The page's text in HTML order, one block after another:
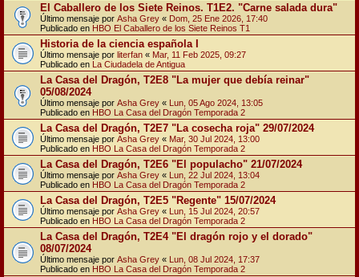
El Caballero de los Siete Reinos. T1E2. "Carne salada dura"
Último mensaje por Asha Grey « Dom, 25 Ene 2026, 17:40
Publicado en HBO El Caballero de los Siete Reinos T1
Historia de la ciencia española I
Último mensaje por literfan « Mar, 11 Feb 2025, 09:27
Publicado en La Ciudadela de Antigua
La Casa del Dragón, T2E8 "La mujer que debía reinar"
05/08/2024
Último mensaje por Asha Grey « Lun, 05 Ago 2024, 13:05
Publicado en HBO La Casa del Dragón Temporada 2
La Casa del Dragón, T2E7 "La cosecha roja" 29/07/2024
Último mensaje por Asha Grey « Mar, 30 Jul 2024, 13:00
Publicado en HBO La Casa del Dragón Temporada 2
La Casa del Dragón, T2E6 "El populacho" 21/07/2024
Último mensaje por Asha Grey « Lun, 22 Jul 2024, 13:04
Publicado en HBO La Casa del Dragón Temporada 2
La Casa del Dragón, T2E5 "Regente" 15/07/2024
Último mensaje por Asha Grey « Lun, 15 Jul 2024, 20:57
Publicado en HBO La Casa del Dragón Temporada 2
La Casa del Dragón, T2E4 "El dragón rojo y el dorado"
08/07/2024
Último mensaje por Asha Grey « Lun, 08 Jul 2024, 17:37
Publicado en HBO La Casa del Dragón Temporada 2